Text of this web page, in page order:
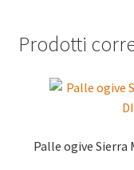
Prodotti
Palle ogive Sierra